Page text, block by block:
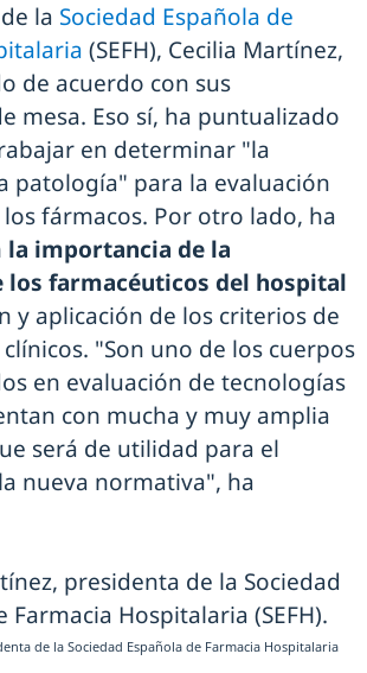
la Sociedad Española de
(SEFH), Cecilia Martínez,
de acuerdo con sus
mesa. Eso sí, ha puntualizado
en determinar "la
patología" para la evaluación
fármacos. Por otro lado, ha
la importancia de la
los farmacéuticos del hospital
y aplicación de los criterios de
"Son uno de los cuerpos
en evaluación de tecnologías
con mucha y muy amplia
será de utilidad para el
nueva normativa", ha
de la Sociedad Española de Farmacia Hospitalaria